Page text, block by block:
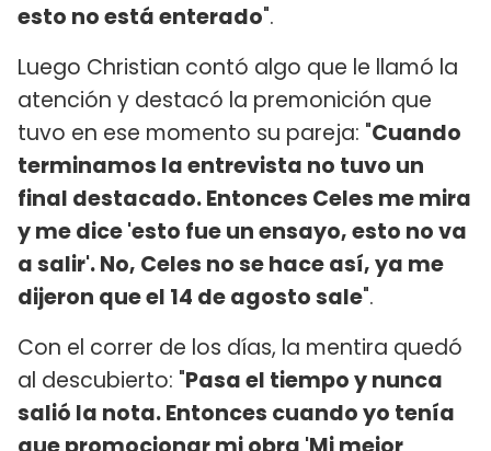
esto no está enterado".
Luego Christian contó algo que le llamó la
atención y destacó la premonición que
tuvo en ese momento su pareja: "Cuando
terminamos la entrevista no tuvo un
final destacado. Entonces Celes me mira
y me dice 'esto fue un ensayo, esto no va
a salir'. No, Celes no se hace así, ya me
dijeron que el 14 de agosto sale".
Con el correr de los días, la mentira quedó
al descubierto: "Pasa el tiempo y nunca
salió la nota. Entonces cuando yo tenía